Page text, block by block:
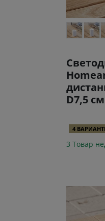
D7,5
4
3 Товар